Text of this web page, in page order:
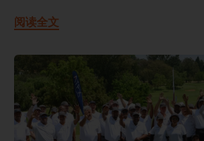
阅读全文